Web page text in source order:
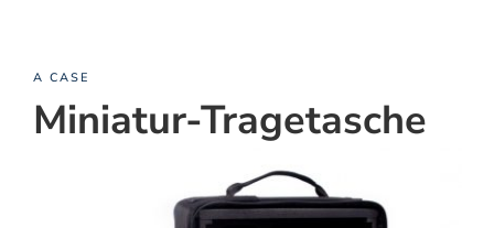
A CASE
Miniatur-Tragetasche